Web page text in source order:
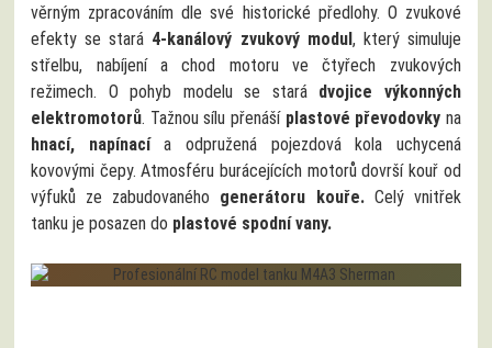
věrným zpracováním dle své historické předlohy. O zvukové
efekty se stará 4-kanálový zvukový modul, který simuluje
střelbu, nabíjení a chod motoru ve čtyřech zvukových
režimech. O pohyb modelu se stará dvojice výkonných
elektromotorů. Tažnou sílu přenáší plastové převodovky na
hnací, napínacía odpružená pojezdová kola uchycená
kovovými čepy. Atmosféru burácejících motorů dovrší kouř od
výfuků ze zabudovaného generátoru kouře.Celý vnitřek
tanku je posazen do plastové spodní vany.